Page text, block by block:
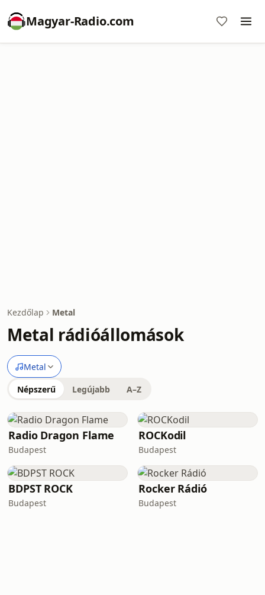
Magyar-Radio.com
Kezdőlap Metal
Metal rádióállomások
Metal
Népszerű Legújabb A–Z
Radio Dragon Flame
Budapest
ROCKodil
Budapest
BDPST ROCK
Budapest
Rocker Rádió
Budapest